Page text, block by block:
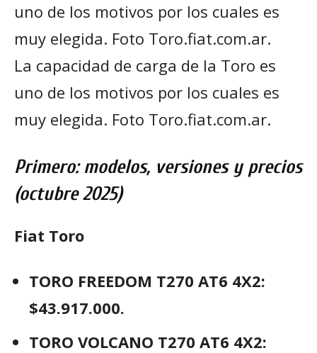
La capacidad de carga de la Toro es
uno de los motivos por los cuales es
muy elegida. Foto Toro.fiat.com.ar.
Primero: modelos, versiones y precios
(octubre 2025)
Fiat Toro
TORO FREEDOM T270 AT6 4X2:
$43.917.000.
TORO VOLCANO T270 AT6 4X2: